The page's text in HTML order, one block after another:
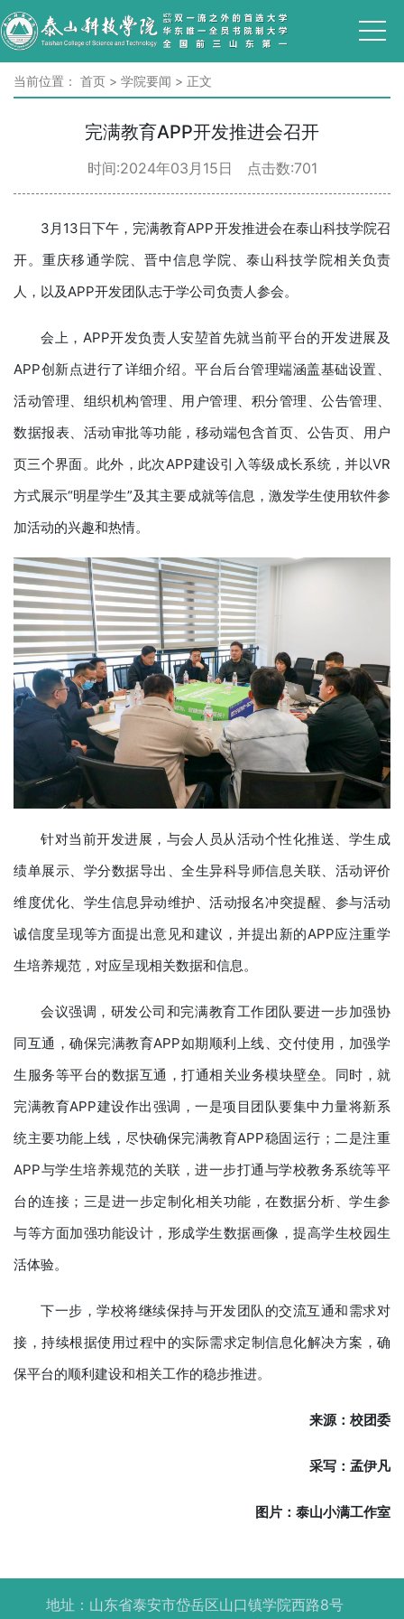
当前位置： 首页 > 学院要闻 > 正文
完满教育APP开发推进会召开
时间:2024年03月15日 点击数:701
3月13日下午，完满教育APP开发推进会在泰山科技学院召
开。重庆移通学院、晋中信息学院、泰山科技学院相关负责
人，以及APP开发团队志于学公司负责人参会。
会上，APP开发负责人安堃首先就当前平台的开发进展及
APP创新点进行了详细介绍。平台后台管理端涵盖基础设置、
活动管理、组织机构管理、用户管理、积分管理、公告管理、
数据报表、活动审批等功能，移动端包含首页、公告页、用户
页三个界面。此外，此次APP建设引入等级成长系统，并以VR
方式展示“明星学生”及其主要成就等信息，激发学生使用软件参
加活动的兴趣和热情。
针对当前开发进展，与会人员从活动个性化推送、学生成
绩单展示、学分数据导出、全生异科导师信息关联、活动评价
维度优化、学生信息异动维护、活动报名冲突提醒、参与活动
诚信度呈现等方面提出意见和建议，并提出新的APP应注重学
生培养规范，对应呈现相关数据和信息。
会议强调，研发公司和完满教育工作团队要进一步加强协
同互通，确保完满教育APP如期顺利上线、交付使用，加强学
生服务等平台的数据互通，打通相关业务模块壁垒。同时，就
完满教育APP建设作出强调，一是项目团队要集中力量将新系
统主要功能上线，尽快确保完满教育APP稳固运行；二是注重
APP与学生培养规范的关联，进一步打通与学校教务系统等平
台的连接；三是进一步定制化相关功能，在数据分析、学生参
与等方面加强功能设计，形成学生数据画像，提高学生校园生
活体验。
下一步，学校将继续保持与开发团队的交流互通和需求对
接，持续根据使用过程中的实际需求定制信息化解决方案，确
保平台的顺利建设和相关工作的稳步推进。
来源：校团委
采写：孟伊凡
图片：泰山小满工作室
地址：山东省泰安市岱岳区山口镇学院西路8号